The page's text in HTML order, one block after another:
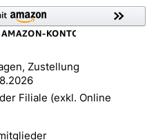
Zustellung
Filiale (exkl. Online